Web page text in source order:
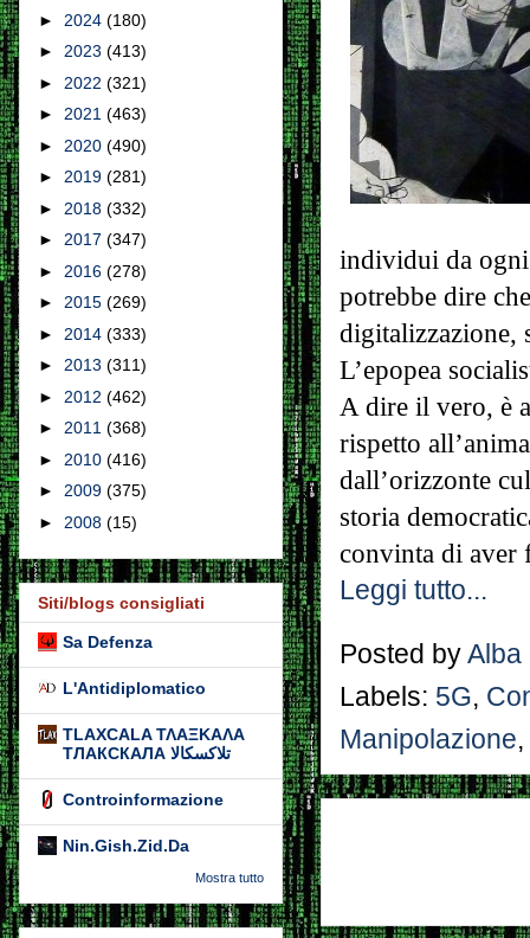
individui da ogni
potrebbe dire
digitalizzazione,
L’epopea
A dire il vero, è
rispetto
dall’orizzonte
storia
convinta di aver
Leggi tutto...
Posted by Alba
Labels: 5G,
Manipolazione,
► 2024 (180)
► 2023 (413)
► 2022 (321)
► 2021 (463)
► 2020 (490)
► 2019 (281)
► 2018 (332)
► 2017 (347)
► 2016 (278)
► 2015 (269)
► 2014 (333)
► 2013 (311)
► 2012 (462)
► 2011 (368)
► 2010 (416)
► 2009 (375)
► 2008 (15)
Siti/blogs consigliati
Sa Defenza
L'Antidiplomatico
TLAXCALA ΤΛΑΞΚΑΛΑ
ТЛАКСКАЛА تلاكسكالا
Controinformazione
Nin.Gish.Zid.Da
Mostra tutto